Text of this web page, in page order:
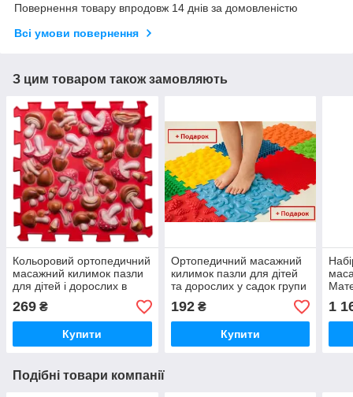
Повернення товару впродовж 14 днів за домовленістю
Всі умови повернення
З цим товаром також замовляють
Кольоровий ортопедичний
масажний килимок пазли
для дітей і дорослих в
садочок групи раннього
розвитку додому Ортек
Ortek
269 ₴
Купити
Ортопедичний масажний
килимок пазли для дітей
та дорослих у садок групи
раннього розвитку додому
Ортек Ortek
192₴
Купити
1
Подібні товари компанії